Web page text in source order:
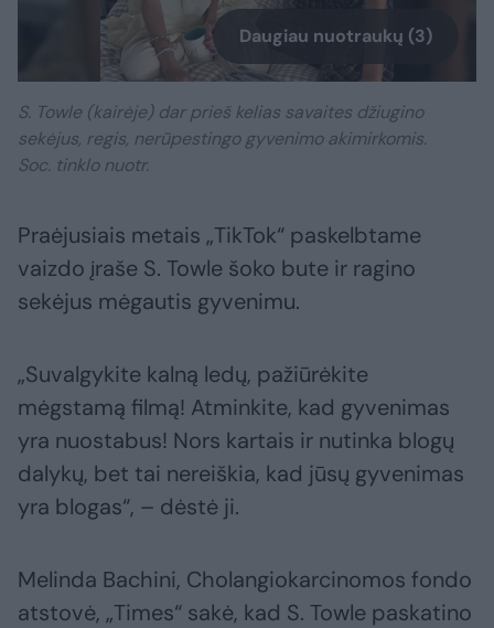
Daugiau nuotraukų (3)
S. Towle (kairėje) dar prieš kelias savaites džiugino
sekėjus, regis, nerūpestingo gyvenimo akimirkomis.
Soc. tinklo nuotr.
Praėjusiais metais „TikTok“ paskelbtame
vaizdo įraše S. Towle šoko bute ir ragino
sekėjus mėgautis gyvenimu.
„Suvalgykite kalną ledų, pažiūrėkite
mėgstamą filmą! Atminkite, kad gyvenimas
yra nuostabus! Nors kartais ir nutinka blogų
dalykų, bet tai nereiškia, kad jūsų gyvenimas
yra blogas“, – dėstė ji.
Melinda Bachini, Cholangiokarcinomos fondo
atstovė, „Times“ sakė, kad S. Towle paskatino